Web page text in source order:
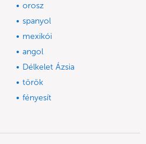
orosz
spanyol
mexikói
angol
Délkelet Ázsia
török
fényesít